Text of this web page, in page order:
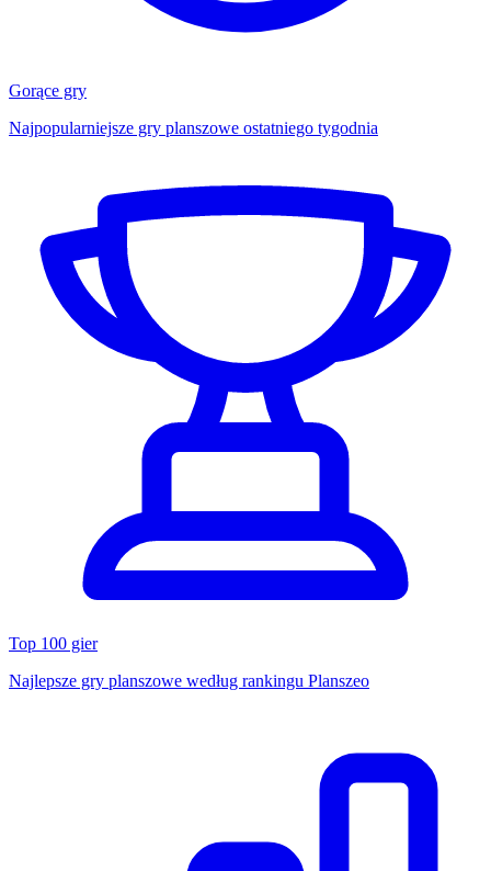
Gorące gry
Najpopularniejsze gry planszowe ostatniego tygodnia
Top 100 gier
Najlepsze gry planszowe według rankingu Planszeo